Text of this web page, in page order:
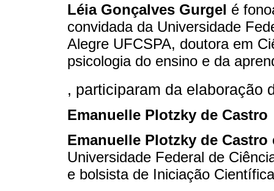
Léia Gonçalves Gurgel é
convidada da Universidade
Alegre UFCSPA, doutora em
psicologia do ensino e da
, participaram da elaboração
Emanuelle Plotzky de Castro
Emanuelle Plotzky de Castro
Universidade Federal de
e bolsista de Iniciação